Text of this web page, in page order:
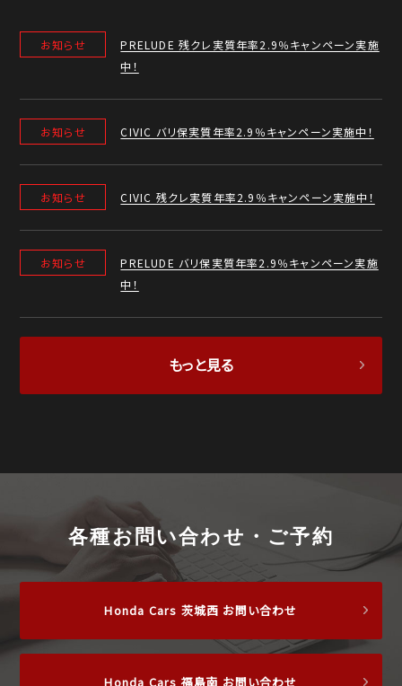
お知らせ
PRELUDE 残クレ実質年率2.9％キャンペーン実施
中！
お知らせ CIVIC バリ保実質年率2.9％キャンペーン実施中！
お知らせ CIVIC 残クレ実質年率2.9％キャンペーン実施中！
お知らせ
PRELUDE バリ保実質年率2.9％キャンペーン実施
中！
もっと見る
各種お問い合わせ・ご予約
Honda Cars 茨城西 お問い合わせ
Honda Cars 福島南 お問い合わせ